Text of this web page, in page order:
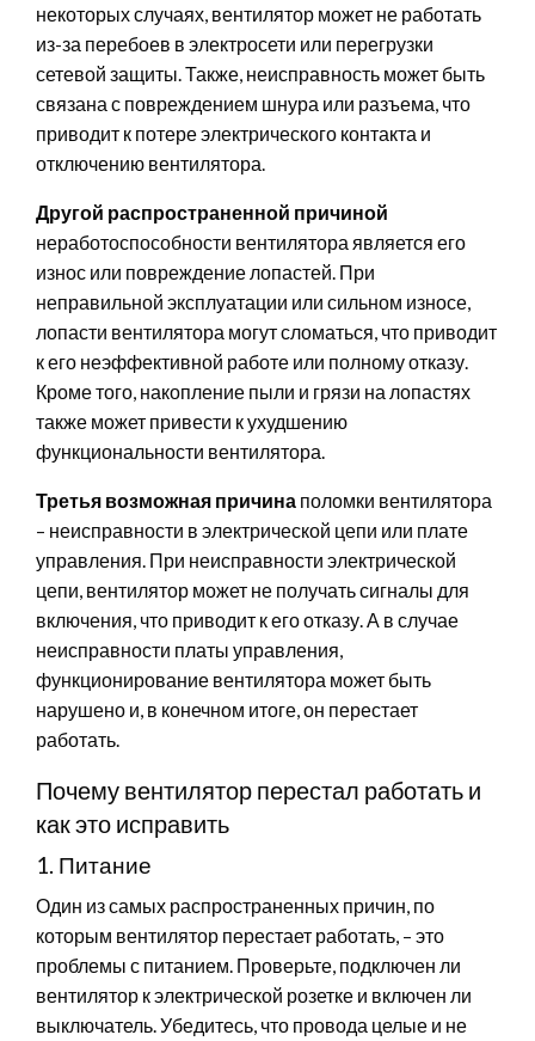
некоторых случаях, вентилятор может не работать
из-за перебоев в электросети или перегрузки
сетевой защиты. Также, неисправность может быть
связана с повреждением шнура или разъема, что
приводит к потере электрического контакта и
отключению вентилятора.
Другой распространенной причиной
неработоспособности вентилятора является его
износ или повреждение лопастей. При
неправильной эксплуатации или сильном износе,
лопасти вентилятора могут сломаться, что приводит
к его неэффективной работе или полному отказу.
Кроме того, накопление пыли и грязи на лопастях
также может привести к ухудшению
функциональности вентилятора.
Третья возможная причина поломки вентилятора
– неисправности в электрической цепи или плате
управления. При неисправности электрической
цепи, вентилятор может не получать сигналы для
включения, что приводит к его отказу. А в случае
неисправности платы управления,
функционирование вентилятора может быть
нарушено и, в конечном итоге, он перестает
работать.
Почему вентилятор перестал работать и
как это исправить
1. Питание
Один из самых распространенных причин, по
которым вентилятор перестает работать, – это
проблемы с питанием. Проверьте, подключен ли
вентилятор к электрической розетке и включен ли
выключатель. Убедитесь, что провода целые и не